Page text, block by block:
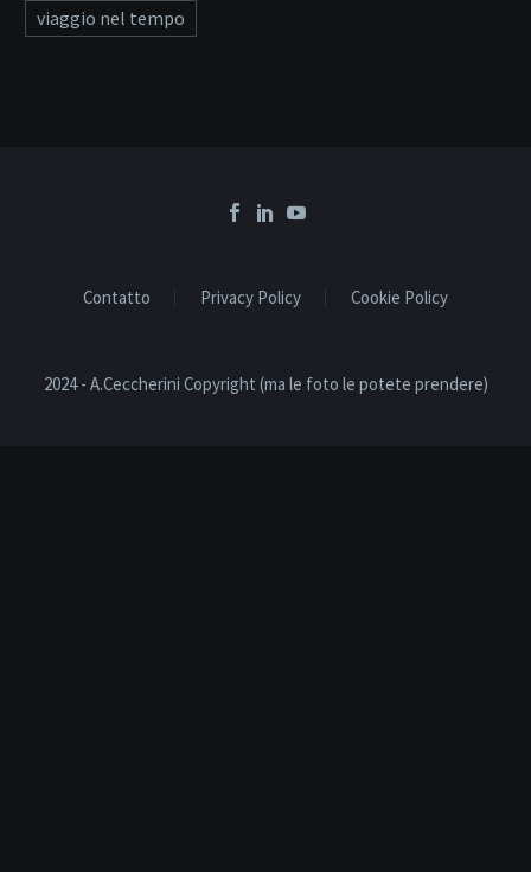
viaggio nel tempo
Contatto Privacy Policy Cookie Policy
2024 - A.Ceccherini Copyright (ma le foto le potete prendere)